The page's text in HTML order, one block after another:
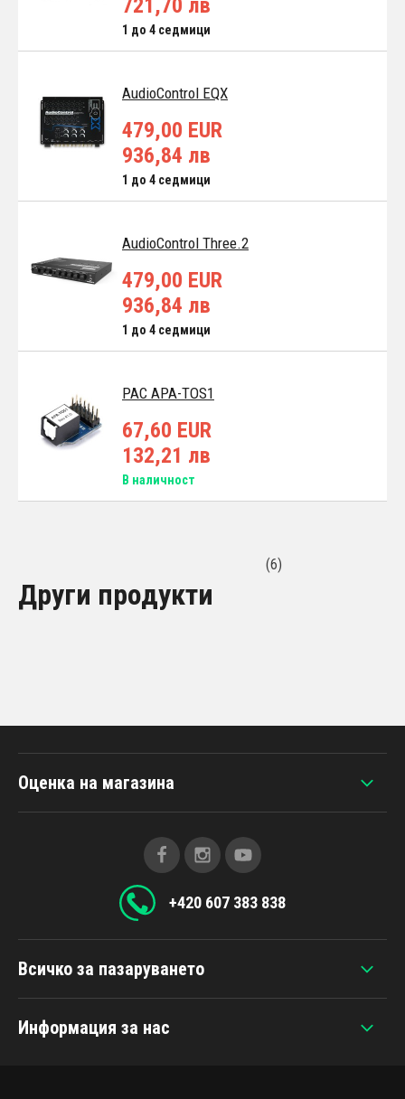
1 до 4 седмици
AudioControl EQX
479,00 EUR
936,84 лв
1 до 4 седмици
AudioControl Three.2
479,00 EUR
936,84 лв
1 до 4 седмици
PAC APA-TOS1
67,60 EUR
132,21 лв
В наличност
Други продукти
(6)
Всичко за пазаруването
Информация за нас
Оценка на магазина
+420 607 383 838